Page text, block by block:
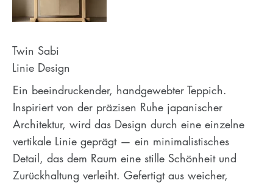
Twin Sabi
Linie Design
Ein beeindruckender, handgewebter Teppich.
Inspiriert von der präzisen Ruhe japanischer
Architektur, wird das Design durch eine einzelne
vertikale Linie geprägt — ein minimalistisches
Detail, das dem Raum eine stille Schönheit und
Zurückhaltung verleiht. Gefertigt aus weicher,